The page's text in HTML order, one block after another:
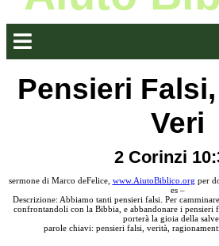
Pensieri
Veri
2 Corinzi
sermone di Marco deFelice, www.AiutoBiblico.org per
es –
Descrizione: Abbiamo tanti pensieri falsi. Per
confrontandoli con la Bibbia, e abbandonare i pensieri
porterà la gioia della
parole chiavi: pensieri falsi, verità,